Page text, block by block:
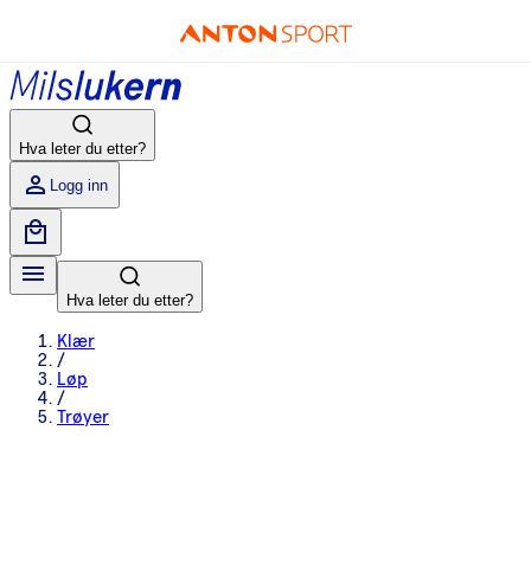
Hva leter du etter?
Logg inn
Hva leter du etter?
Klær
/
Løp
/
Trøyer